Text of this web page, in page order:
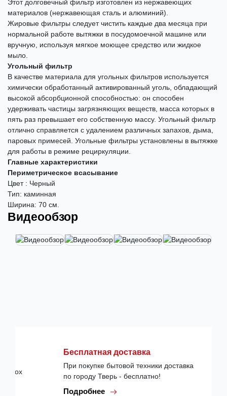
Этот долговечный фильтр изготовлен из нержавеющих
материалов (нержавеющая сталь и алюминий).
Жировые фильтры следует чистить каждые два месяца при
нормальной работе вытяжки в посудомоечной машине или
вручную, используя мягкое моющее средство или жидкое
мыло.
Угольный фильтр
В качестве материала для угольных фильтров используется
химически обработанный активированный уголь, обладающий
высокой абсорбционной способностью: он способен
удерживать частицы загрязняющих веществ, масса которых в
пять раз превышает его собственную массу. Угольный фильтр
отлично справляется с удалением различных запахов, дыма,
паровых примесей. Угольные фильтры установлены в вытяжке
для работы в режиме рециркуляции.
Главные характеристики
Периметрическое всасывание
Цвет : Черный
Тип: каминная
Ширина: 70 см.
Видеообзор
Бесплатная доставка
При покупке бытовой техники доставка
по городу Тверь - бесплатно!
Подробнее